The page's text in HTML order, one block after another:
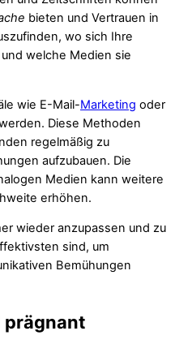
bieten und Vertrauen in
wo sich Ihre
welche Medien sie
wie E-Mail-Marketing oder
Diese Methoden
regelmäßig zu
aufzubauen. Die
Medien kann weitere
erhöhen.
wieder anzupassen und zu
sind, um
Bemühungen
prägnant